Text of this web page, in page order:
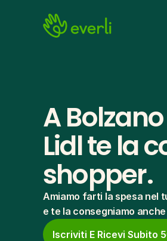
A
Lidl te la
shopper.
Amiamo farti la spesa nel
e te la consegniamo
Iscriviti E Ricevi Subito